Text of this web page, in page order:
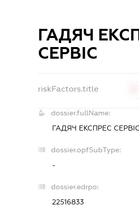
ГАДЯЧ
СЕРВІС
riskFactors.title
dossier.fullName:
ГАДЯЧ ЕКСПРЕС СЕРВІС
dossier.opfSubType:
-
dossier.edrpo:
22516833